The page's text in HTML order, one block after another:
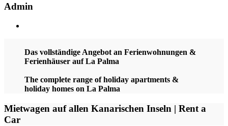
Admin
Das vollständige Angebot an Ferienwohnungen &
Ferienhäuser auf La Palma
The complete range of holiday apartments &
holiday homes on La Palma
Mietwagen auf allen Kanarischen Inseln | Rent a
Car